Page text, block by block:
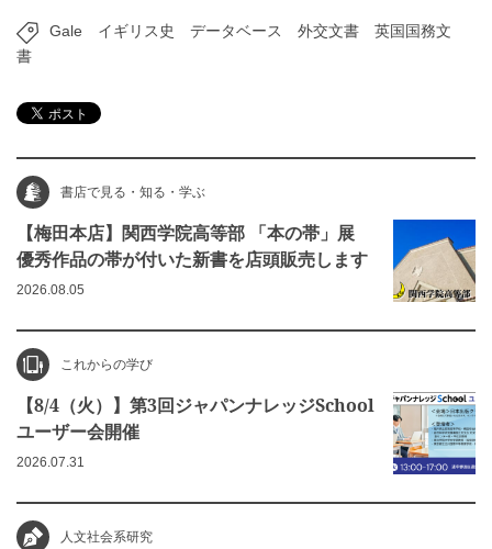
Gale イギリス史 データベース 外交文書
英国国務文
書
書店で見る・知る・学ぶ
【梅田本店】関西学院高等部 「本の帯」展
優秀作品の帯が付いた新書を店頭販売します
2026.08.05
これからの学び
【8/4（火）】第3回ジャパンナレッジSchool
ユーザー会開催
2026.07.31
人文社会系研究